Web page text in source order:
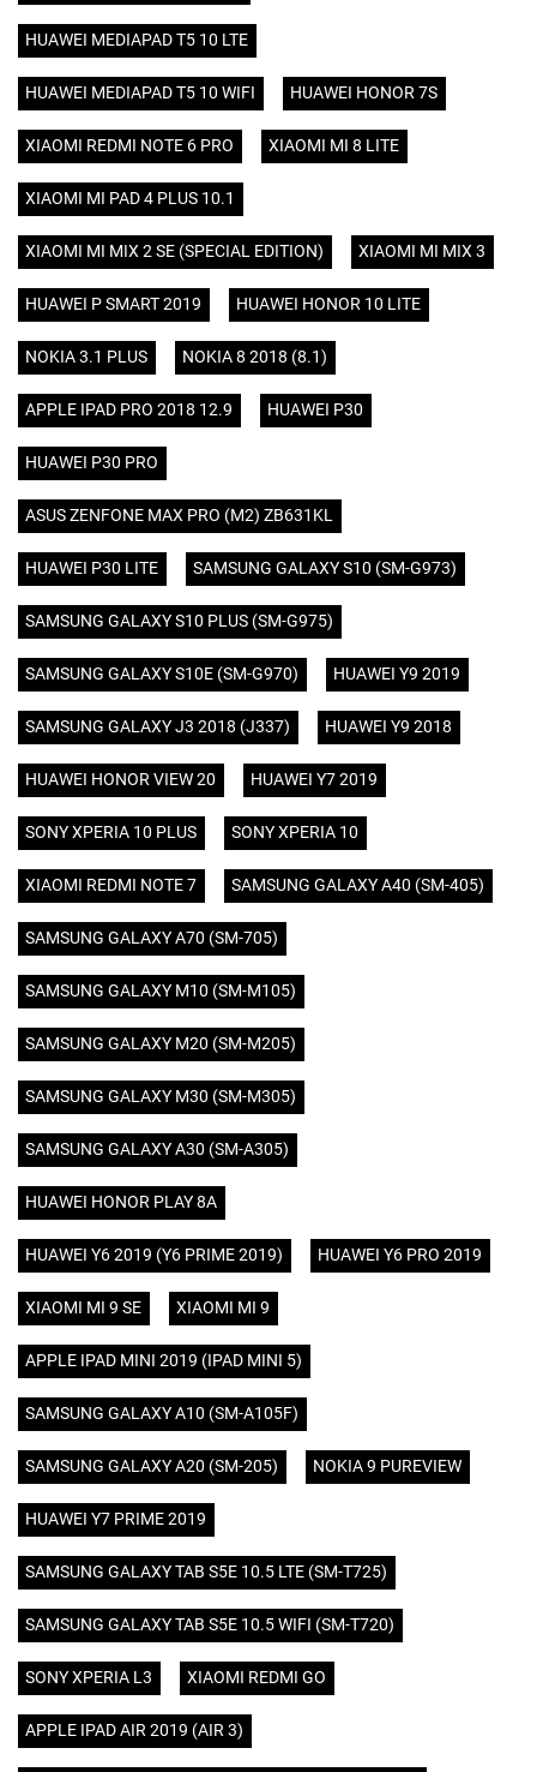
HUAWEI MEDIAPAD T5 10 LTE
HUAWEI MEDIAPAD T5 10 WIFI HUAWEI HONOR 7S
XIAOMI REDMI NOTE 6 PRO XIAOMI MI 8 LITE
XIAOMI MI PAD 4 PLUS 10.1
XIAOMI MI MIX 2 SE (SPECIAL EDITION) XIAOMI MI MIX 3
HUAWEI P SMART 2019 HUAWEI HONOR 10 LITE
NOKIA 3.1 PLUS NOKIA 8 2018 (8.1)
APPLE IPAD PRO 2018 12.9 HUAWEI P30
HUAWEI P30 PRO
ASUS ZENFONE MAX PRO (M2) ZB631KL
HUAWEI P30 LITE SAMSUNG GALAXY S10 (SM-G973)
SAMSUNG GALAXY S10 PLUS (SM-G975)
SAMSUNG GALAXY S10E (SM-G970) HUAWEI Y9 2019
SAMSUNG GALAXY J3 2018 (J337) HUAWEI Y9 2018
HUAWEI HONOR VIEW 20 HUAWEI Y7 2019
SONY XPERIA 10 PLUS SONY XPERIA 10
XIAOMI REDMI NOTE 7 SAMSUNG GALAXY A40 (SM-405)
SAMSUNG GALAXY A70 (SM-705)
SAMSUNG GALAXY M10 (SM-M105)
SAMSUNG GALAXY M20 (SM-M205)
SAMSUNG GALAXY M30 (SM-M305)
SAMSUNG GALAXY A30 (SM-A305)
HUAWEI HONOR PLAY 8A
HUAWEI Y6 2019 (Y6 PRIME 2019) HUAWEI Y6 PRO 2019
XIAOMI MI 9 SE XIAOMI MI 9
APPLE IPAD MINI 2019 (IPAD MINI 5)
SAMSUNG GALAXY A10 (SM-A105F)
SAMSUNG GALAXY A20 (SM-205) NOKIA 9 PUREVIEW
HUAWEI Y7 PRIME 2019
SAMSUNG GALAXY TAB S5E 10.5 LTE (SM-T725)
SAMSUNG GALAXY TAB S5E 10.5 WIFI (SM-T720)
SONY XPERIA L3 XIAOMI REDMI GO
APPLE IPAD AIR 2019 (AIR 3)